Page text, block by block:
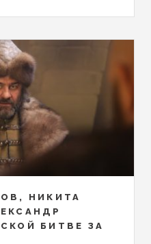
НИКИТА
БИТВЕ ЗА